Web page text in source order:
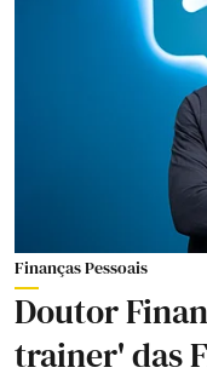
Finanças Pessoais
Doutor
trainer' das